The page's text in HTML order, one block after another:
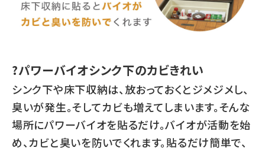
?パワーバイオシンク下のカビきれい
シンク下や床下収納は、放おっておくとジメジメし、
臭いが発生。そしてカビも増えてしまいます。そんな
場所にパワーバイオを貼るだけ。バイオが活動を始
め、カビと臭いを防いでくれます。貼るだけ簡単で、